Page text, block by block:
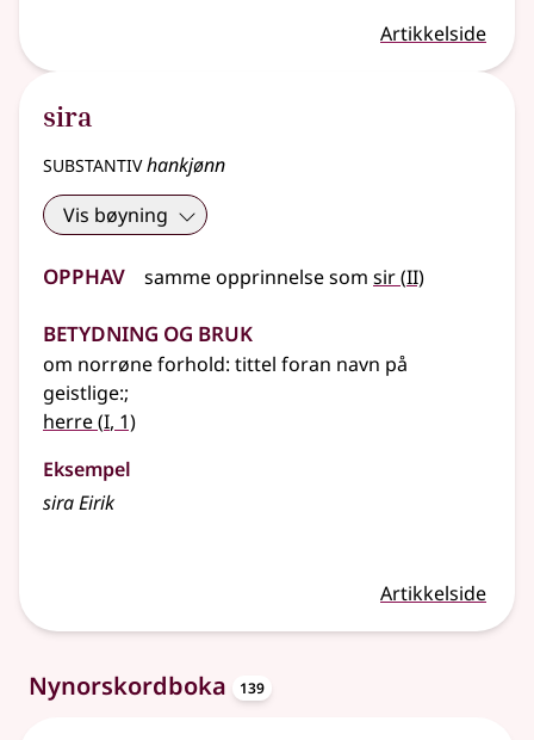
Artikkelside
sira
substantivhankjønn
Vis bøyning
Opphav samme opprinnelse som sir(2
II)
Betydning og bruk
om norrøne forhold: tittel foran navn på
geistlige:;
herre(1
I, 1)
Eksempel
siraEirik
Artikkelside
Nynorskordboka 139